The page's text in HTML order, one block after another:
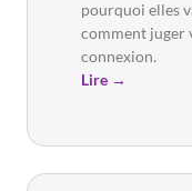
pourquoi elles
comment juger
connexion.
Lire →